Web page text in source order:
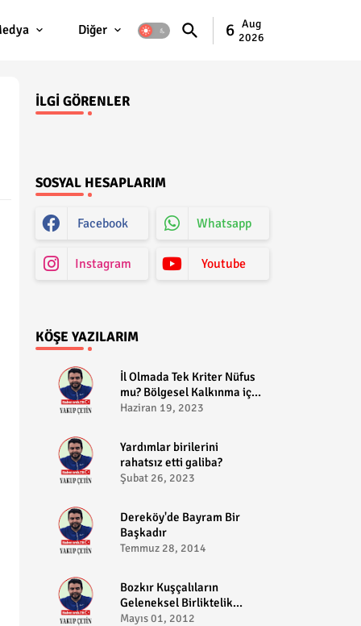
Diğer 6 Aug
2026
İLGI GÖRENLER
SOSYAL HESAPLARIM
Facebook Whatsapp
Instagram Youtube
KÖŞE YAZILARIM
​İl Olmada Tek Kriter Nüfus
mu? Bölgesel Kalkınma için
Bozkır il olabilir?
Haziran 19, 2023
​Yardımlar birilerini
rahatsız etti galiba?
Şubat 26, 2023
Dereköy'de Bayram Bir
Başkadır
Temmuz 28, 2014
Bozkır Kuşçalıların
Geleneksel Birliktelik
Pikniği
Mayıs 01, 2012